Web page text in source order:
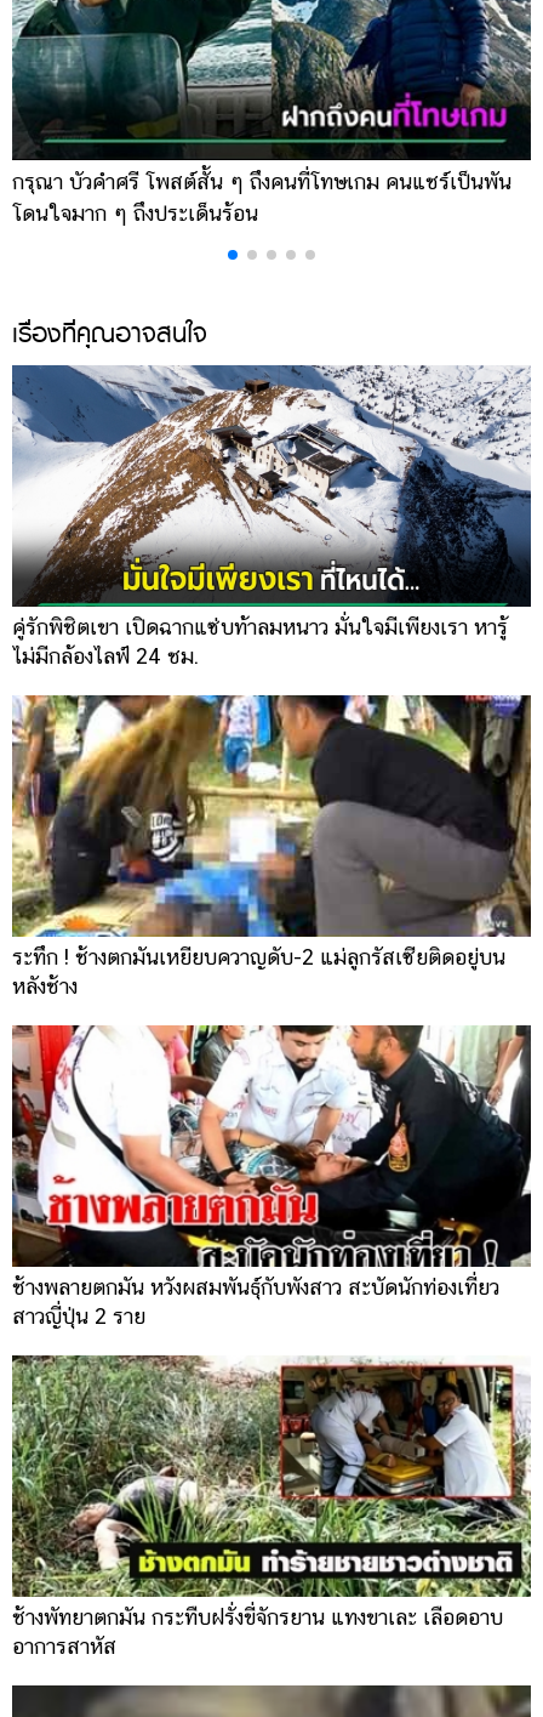
กรุณา บัวคำศรี โพสต์สั้น ๆ ถึงคนที่โทษเกม คนแชร์เป็นพัน
โดนใจมาก ๆ ถึงประเด็นร้อน
เรื่องที่คุณอาจสนใจ
คู่รักพิชิตเขา เปิดฉากแซ่บท้าลมหนาว มั่นใจมีเพียงเรา หารู้
ไม่มีกล้องไลฟ์ 24 ชม.
ระทึก ! ช้างตกมันเหยียบควาญดับ-2 แม่ลูกรัสเซียติดอยู่บน
หลังช้าง
ช้างพลายตกมัน หวังผสมพันธุ์กับพังสาว สะบัดนักท่องเที่ยว
สาวญี่ปุ่น 2 ราย
ช้างพัทยาตกมัน กระทืบฝรั่งขี่จักรยาน แทงขาเละ เลือดอาบ
อาการสาหัส